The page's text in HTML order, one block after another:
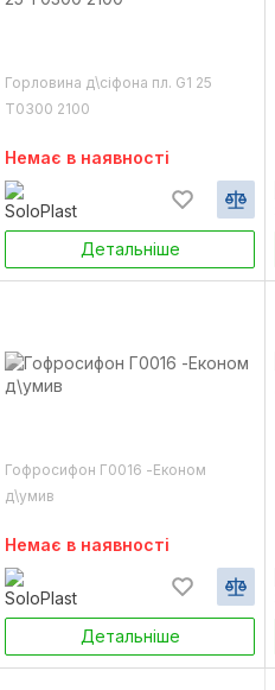
Горловина д\сіфона пл. G1 25
Т0300 2100
Немає в наявності
Детальніше
Гофросифон Г0016 -Економ
д\умив
Немає в наявності
Детальніше